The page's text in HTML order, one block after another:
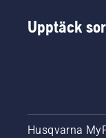
Upptäck
Husqvarna